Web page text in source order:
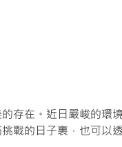
存在。近日嚴峻的環
戰的日子裏，也可以